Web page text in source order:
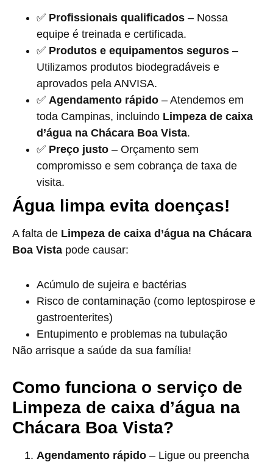
✅ Profissionais qualificados – Nossa
equipe é treinada e certificada.
✅ Produtos e equipamentos seguros –
Utilizamos produtos biodegradáveis e
aprovados pela ANVISA.
✅ Agendamento rápido – Atendemos em
toda Campinas, incluindo Limpeza de caixa
d’água na Chácara Boa Vista.
✅ Preço justo – Orçamento sem
compromisso e sem cobrança de taxa de
visita.
Água limpa evita doenças!
A falta de Limpeza de caixa d’água na Chácara
Boa Vista pode causar:
Acúmulo de sujeira e bactérias
Risco de contaminação (como leptospirose e
gastroenterites)
Entupimento e problemas na tubulação
Não arrisque a saúde da sua família!
Como funciona o serviço de
Limpeza de caixa d’água na
Chácara Boa Vista?
Agendamento rápido – Ligue ou preencha